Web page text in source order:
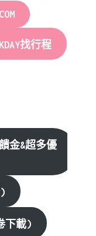
找行程
金&超多優
下載)